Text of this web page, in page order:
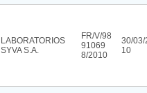
LABORATORIOS
SYVA S.A.
FR/V/98
91069
8/2010
30/03/
10